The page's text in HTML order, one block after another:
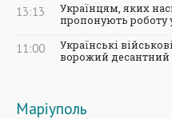
13:13
Українцям, яких
пропонують роботу
11:00
Українські
ворожий десантний
Маріуполь